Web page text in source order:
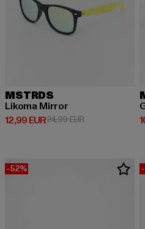
MSTRDS
Likoma Mirror
12,99 EUR
Derzeitiger Preis: 12,99 EUR
24,99 EURAktionspreis:
-52%